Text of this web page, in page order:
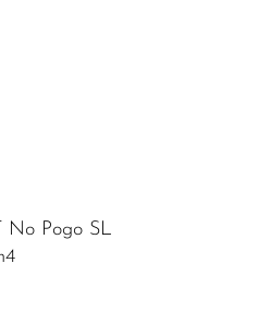
No Pogo SL